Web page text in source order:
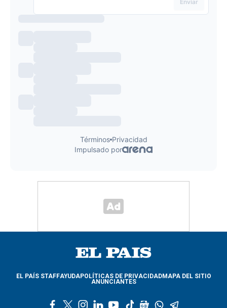
EL PAÍS STAFFAYUDAPOLÍTICAS DE PRIVACIDADMAPA DEL SITIO
ANUNCIANTES
l y t g w